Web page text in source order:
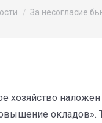
За несогласие
хозяйство
окладов».